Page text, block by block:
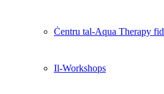
Ċentru tal-Aqua Therapy
Il-Workshops